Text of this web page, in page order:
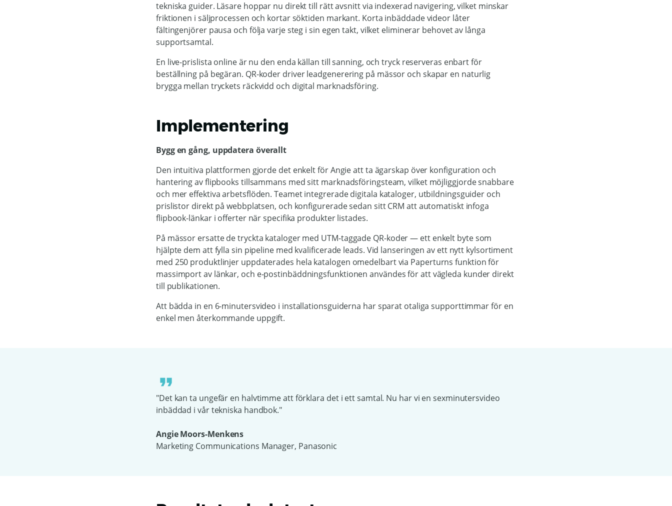
tekniska guider. Läsare hoppar nu direkt till rätt avsnitt via indexerad navigering, vilket minskar
friktionen i säljprocessen och kortar söktiden markant. Korta inbäddade videor låter
fältingenjörer pausa och följa varje steg i sin egen takt, vilket eliminerar behovet av långa
supportsamtal.
En live-prislista online är nu den enda källan till sanning, och tryck reserveras enbart för
beställning på begäran. QR-koder driver leadgenerering på mässor och skapar en naturlig
brygga mellan tryckets räckvidd och digital marknadsföring.
Implementering
Bygg en gång, uppdatera överallt
Den intuitiva plattformen gjorde det enkelt för Angie att ta ägarskap över konfiguration och
hantering av flipbooks tillsammans med sitt marknadsföringsteam, vilket möjliggjorde snabbare
och mer effektiva arbetsflöden. Teamet integrerade digitala kataloger, utbildningsguider och
prislistor direkt på webbplatsen, och konfigurerade sedan sitt CRM att automatiskt infoga
flipbook-länkar i offerter när specifika produkter listades.
På mässor ersatte de tryckta kataloger med UTM-taggade QR-koder — ett enkelt byte som
hjälpte dem att fylla sin pipeline med kvalificerade leads. Vid lanseringen av ett nytt kylsortiment
med 250 produktlinjer uppdaterades hela katalogen omedelbart via Paperturns funktion för
massimport av länkar, och e-postinbäddningsfunktionen användes för att vägleda kunder direkt
till publikationen.
Att bädda in en 6-minutersvideo i installationsguiderna har sparat otaliga supporttimmar för en
enkel men återkommande uppgift.
"Det kan ta ungefär en halvtimme att förklara det i ett samtal. Nu har vi en sexminutersvideo
inbäddad i vår tekniska handbok."
Angie Moors-Menkens
Marketing Communications Manager, Panasonic